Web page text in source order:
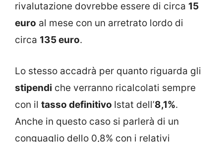
rivalutazione dovrebbe essere di circa 15
euro al mese con un arretrato lordo di
circa 135 euro.
Lo stesso accadrà per quanto riguarda gli
stipendi che verranno ricalcolati sempre
con il tasso definitivo Istat dell’8,1%.
Anche in questo caso si parlerà di un
conguaglio dello 0,8% con i relativi